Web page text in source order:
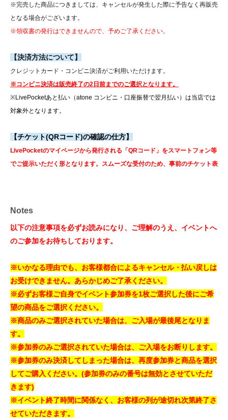
※完売した商品につきましては、キャンセルが発生した際に予告なく再販売
となる場合がございます。
※領収書の発行はできませんので、予めご了承ください。
【決済方法について】
クレジットカード・コンビニ決済がご利用いただけます。
※コンビニ決済は販売終了の2日前までのご選択となります。
※LivePocketあと払い（atone コンビニ・口座振替で翌月払い）は当店では
対象外となります。
【チケット(QRコード)の確認の仕方】
LivePocketのマイページから発行される「QRコード」をスマートフォン等
でご提示いただく形となります。スムーズな受付のため、事前のチケット表
いただき、QRコードが印字された用紙（プリントアウト）をお持ちいただ
くことでも対応可能です。
https://livepocket.jp/help/about
【当日券について】
イベント参加券・商品が残っていた場合のみ、
イベント当日にアミューズメント館5階レジカウンターにて当日券を販売致
します。
当日券の有無については下記アカウントにて告知いたします。
Xアカウント：ソフマップ グラビアイベント情報 （@sofmap_ams_idol）
【参加できなかった際の商品について】
・お取り置き期間はイベント開催日から1週間までです。
・お渡しは、ソフマップAKIBAアミューズメント館5Fレジにて行います。
Notes
以下の注意事項を必ずお読みになり、ご理解のうえ、イベントへ
のご参加をお待ちしております。
※いかなる理由でも、お客様都合によるキャンセル・払い戻しは
お受けできません。あらかじめご了承ください。
※必ずお客様ご自身でイベント参加券を1枚ご選択した後にご希
望の商品をご選択ください。
※商品のみご選択されていた場合は、ご入場が最後尾となりま
す。
※参加券のみご選択されていた場合は、ご入場をお断りします。
※参加券のみ決済してしまった場合は、再度参加券と商品を選択
してご購入ください。(参加券のみの番号は無効とさせていただ
きます)
※イベント終了時間に関係なく、お客様の列が途切れ次第終了さ
せていただきます。